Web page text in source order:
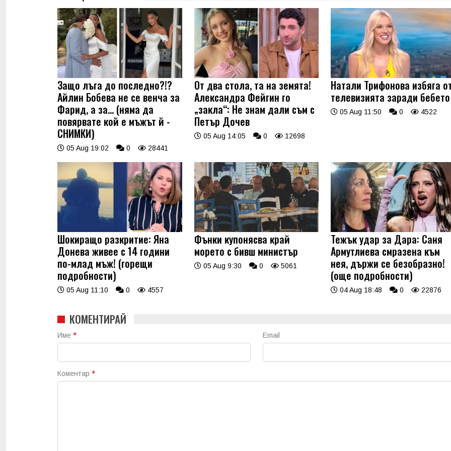
Защо лъга до последно?!?
Айлин Бобева не се венча за
Фарид, а за... (няма да
повярвате кой е мъжът й -
СНИМКИ)
05 Aug 19:02 0 28441
От два стола, та на земята!
Александра Фейгин го
„закла“: Не знам дали съм с
Петър Дочев
05 Aug 14:05 0 12698
Натали Трифонова избяга
телевизията заради бебето
05 Aug 11:50 0 4522
Шокиращо разкритие: Яна
Донева живее с 14 години
по-млад мъж! (горещи
подробности)
05 Aug 11:10 0 4557
Фънки купонясва край
морето с бивш министър
05 Aug 9:30 0 5061
Тежък удар за Дара: Саня
Армутлиева смразена към
нея, държи се безобразно!
(още подробности)
04 Aug 18:48 0 22876
КОМЕНТИРАЙ
Име * Email
Коментар *